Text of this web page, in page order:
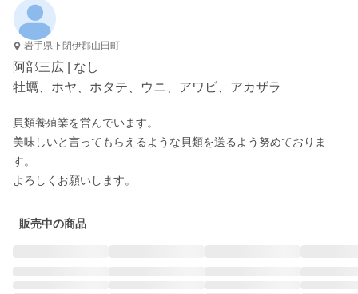
岩手県下閉伊郡山田町
阿部三広 | なし
牡蠣、ホヤ、ホタテ、ウニ、アワビ、アカザラ
貝類養殖業を営んでいます。
美味しいと言ってもらえるような貝類を送るよう努めておりま
す。
販売中の商品